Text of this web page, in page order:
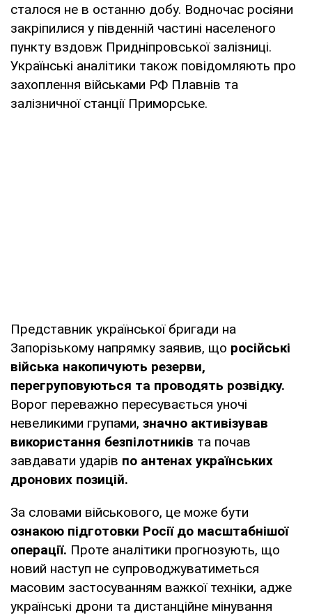
сталося не в останню добу. Водночас росіяни
закріпилися у південній частині населеного
пункту вздовж Придніпровської залізниці.
Українські аналітики також повідомляють про
захоплення військами РФ Плавнів та
залізничної станції Приморське.
Представник української бригади на
Запорізькому напрямку заявив, що російські
війська накопичують резерви,
перегруповуються та проводять розвідку.
Ворог переважно пересувається уночі
невеликими групами, значно активізував
використання безпілотників та почав
завдавати ударів по антенах українських
дронових позицій.
За словами військового, це може бути
ознакою підготовки Росії до масштабнішої
операції. Проте аналітики прогнозують, що
новий наступ не супроводжуватиметься
масовим застосуванням важкої техніки, адже
українські дрони та дистанційне мінування